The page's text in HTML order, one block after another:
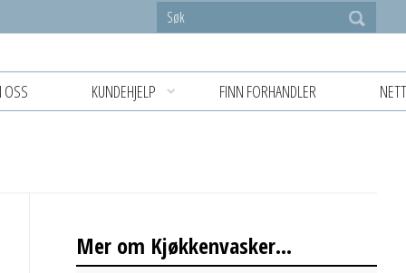
KUNDEHJELP FINN FORHANDLER
Mer om Kjøkkenvasker...